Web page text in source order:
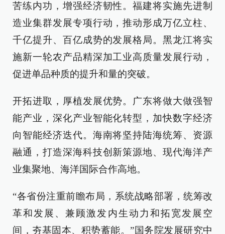
苦练内功，增强经济韧性。福建将实施先进制
造业集群发展专项行动，推动形成万亿立柱、
千亿提升、百亿成势的发展格局。黑龙江将实
施新一轮农产品精深加工业高质量发展行动，
促进单品种质的提升和量的突破。
开拓进取，厚植发展优势。广东将做大做强智
能产业，深化产业智能化转型，加快数字经济
向智能经济迭代。海南将坚持陆海统筹、资源
融通，打造深海科技创新策源地、现代海洋产
业集聚地、海洋国际合作高地。
“各省份注重前瞻布局，系统战略部署，统筹改
革和发展、兼顾激发内生动力和拓宽发展空
间，夯基固本、积势蓄能。”国务院发展研究中